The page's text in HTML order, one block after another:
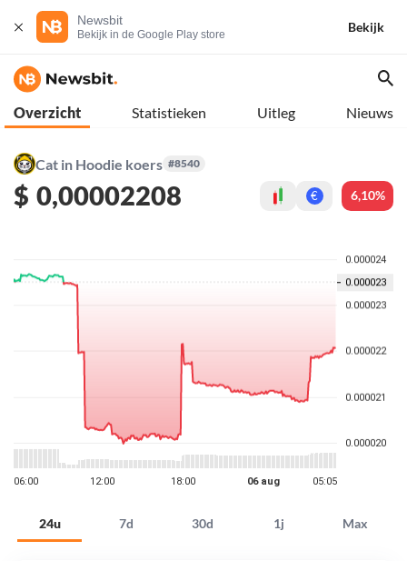
Newsbit
Bekijk in de Google Play store
Bekijk
Overzicht Statistieken Uitleg Nieuws
Cat in Hoodie koers #8540
$ 0,00002208 € 6,10%
24u 7d 30d 1j Max